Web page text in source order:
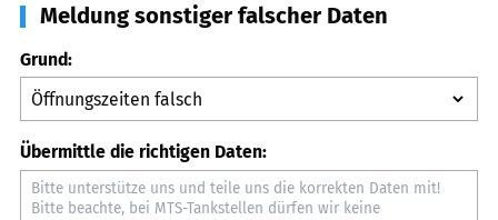
Meldung sonstiger falscher Daten
Grund:
Übermittle die richtigen Daten: